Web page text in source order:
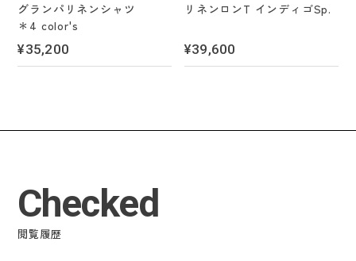
グランパリネンシャツ
＊4 color's
¥35,200
リネンロンT インディゴSp.
¥39,600
Checked
閲覧履歴